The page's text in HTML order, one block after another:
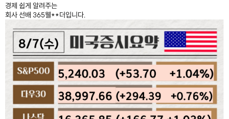
경제 쉽게 알려주는
회사 선배 365웰**더입니다.